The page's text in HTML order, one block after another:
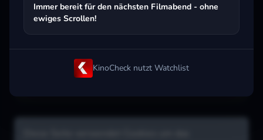
Immer bereit für den nächsten Filmabend - ohne
ewiges Scrollen!
KinoCheck nutzt Watchlist